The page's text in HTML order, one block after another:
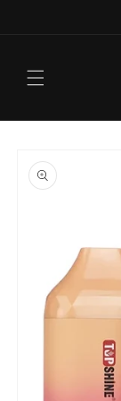
a la
información